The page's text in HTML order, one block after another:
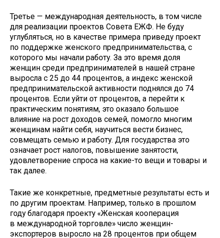
Третье — международная деятельность, в том числе
для реализации проектов Совета ЕЖФ. Не буду
углубляться, но в качестве примера приведу проект
по поддержке женского предпринимательства, с
которого мы начали работу. За это время доля
женщин среди предпринимателей в нашей стране
выросла с 25 до 44 процентов, а индекс женской
предпринимательской активности поднялся до 74
процентов. Если уйти от процентов, а перейти к
практическим понятиям, это оказало большое
влияние на рост доходов семей, помогло многим
женщинам найти себя, научиться вести бизнес,
совмещать семью и работу. Для государства это
означает рост налогов, повышение занятости,
удовлетворение спроса на какие-то вещи и товары и
так далее.
Такие же конкретные, предметные результаты есть и
по другим проектам. Например, только в прошлом
году благодаря проекту «Женская кооперация
в международной торговле» число женщин-
экспортеров выросло на 28 процентов при общем